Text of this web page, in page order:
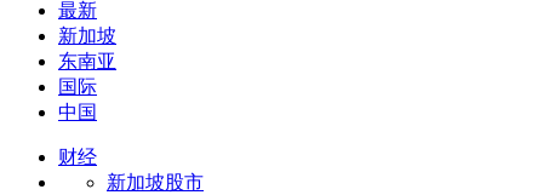
最新
新加坡
东南亚
国际
中国
财经
新加坡股市